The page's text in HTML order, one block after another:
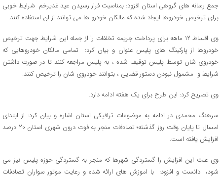
جمع رسانه های گروهی استان افزود: بمناسبت فرار رسیدن عید غدیرخم شرایط خوبی
برای ترخیص خودروها ایجاد شده که مالکان خودرو ها می توانند از ان استفاده کنند.
وی اقساط ۱۲ ماهه برای پرداخت جریمه تخلفات را از جمله این شرایط جهت ترخیص
خودروها از پارکینگ های پلیس عنوان و بیان کرد: تمامی مالکان خودروهایی که
خودروی شان توسط پلیس توقیف شده ، به پلیس مراجعه کنند تا در صورت داشتن
شرایط و مشمول نبودن دستور قضایی ، بتوانند خودروی شان را ترخیص کنند.
وی تصریح کرد: این طرح برای یک هفته ادامه دارد.
سرهنگ محمدی در ادامه به موضوعات ترافیکی استان اشاره و بیان کرد: از ابتدای
امسال تا پایان وقت روز گذشته؛ تصادفات منجر به فوت درون شهری استان ۲۰ درصد
افزایش یافته است.
وی علت این افزایش را گستردگی شهرها که منجر به گستردگی حوزه پلیس نیز می
شود، دانست و افزود: با اموزش های ارائه شده و رعایت موتور سواران تصادفات